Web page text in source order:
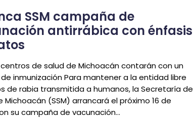
SSM campaña de
antirrábica con énfasis
centros de salud de Michoacán contarán con un
inmunización Para mantener a la entidad libre
de rabia transmitida a humanos, la Secretaría de
Michoacán (SSM) arrancará el próximo 16 de
su campaña de vacunación…